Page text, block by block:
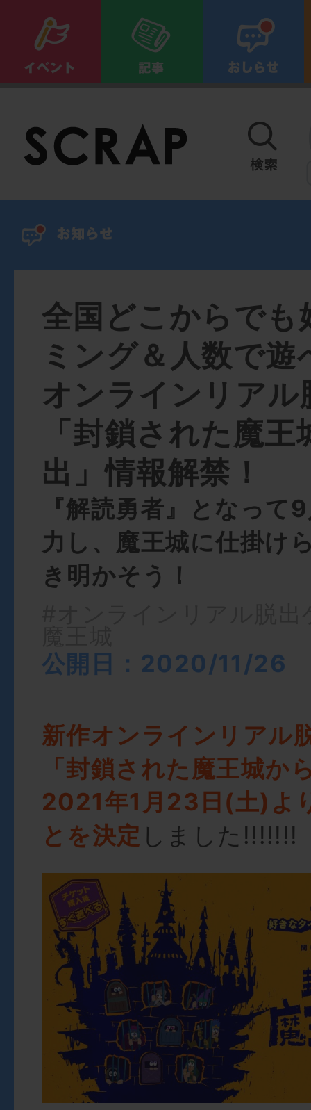
全国どこからでも
ミング＆人数で遊
オンラインリアル
「封鎖された魔
出」情報解禁！
『解読勇者』となって
力し、魔王城に仕掛け
き明かそう！
公開日：2020/11/26
新作オンラインリアル
「封鎖された魔王城か
2021年1月23日(土)よ
とを決定 しました!!!!!!!